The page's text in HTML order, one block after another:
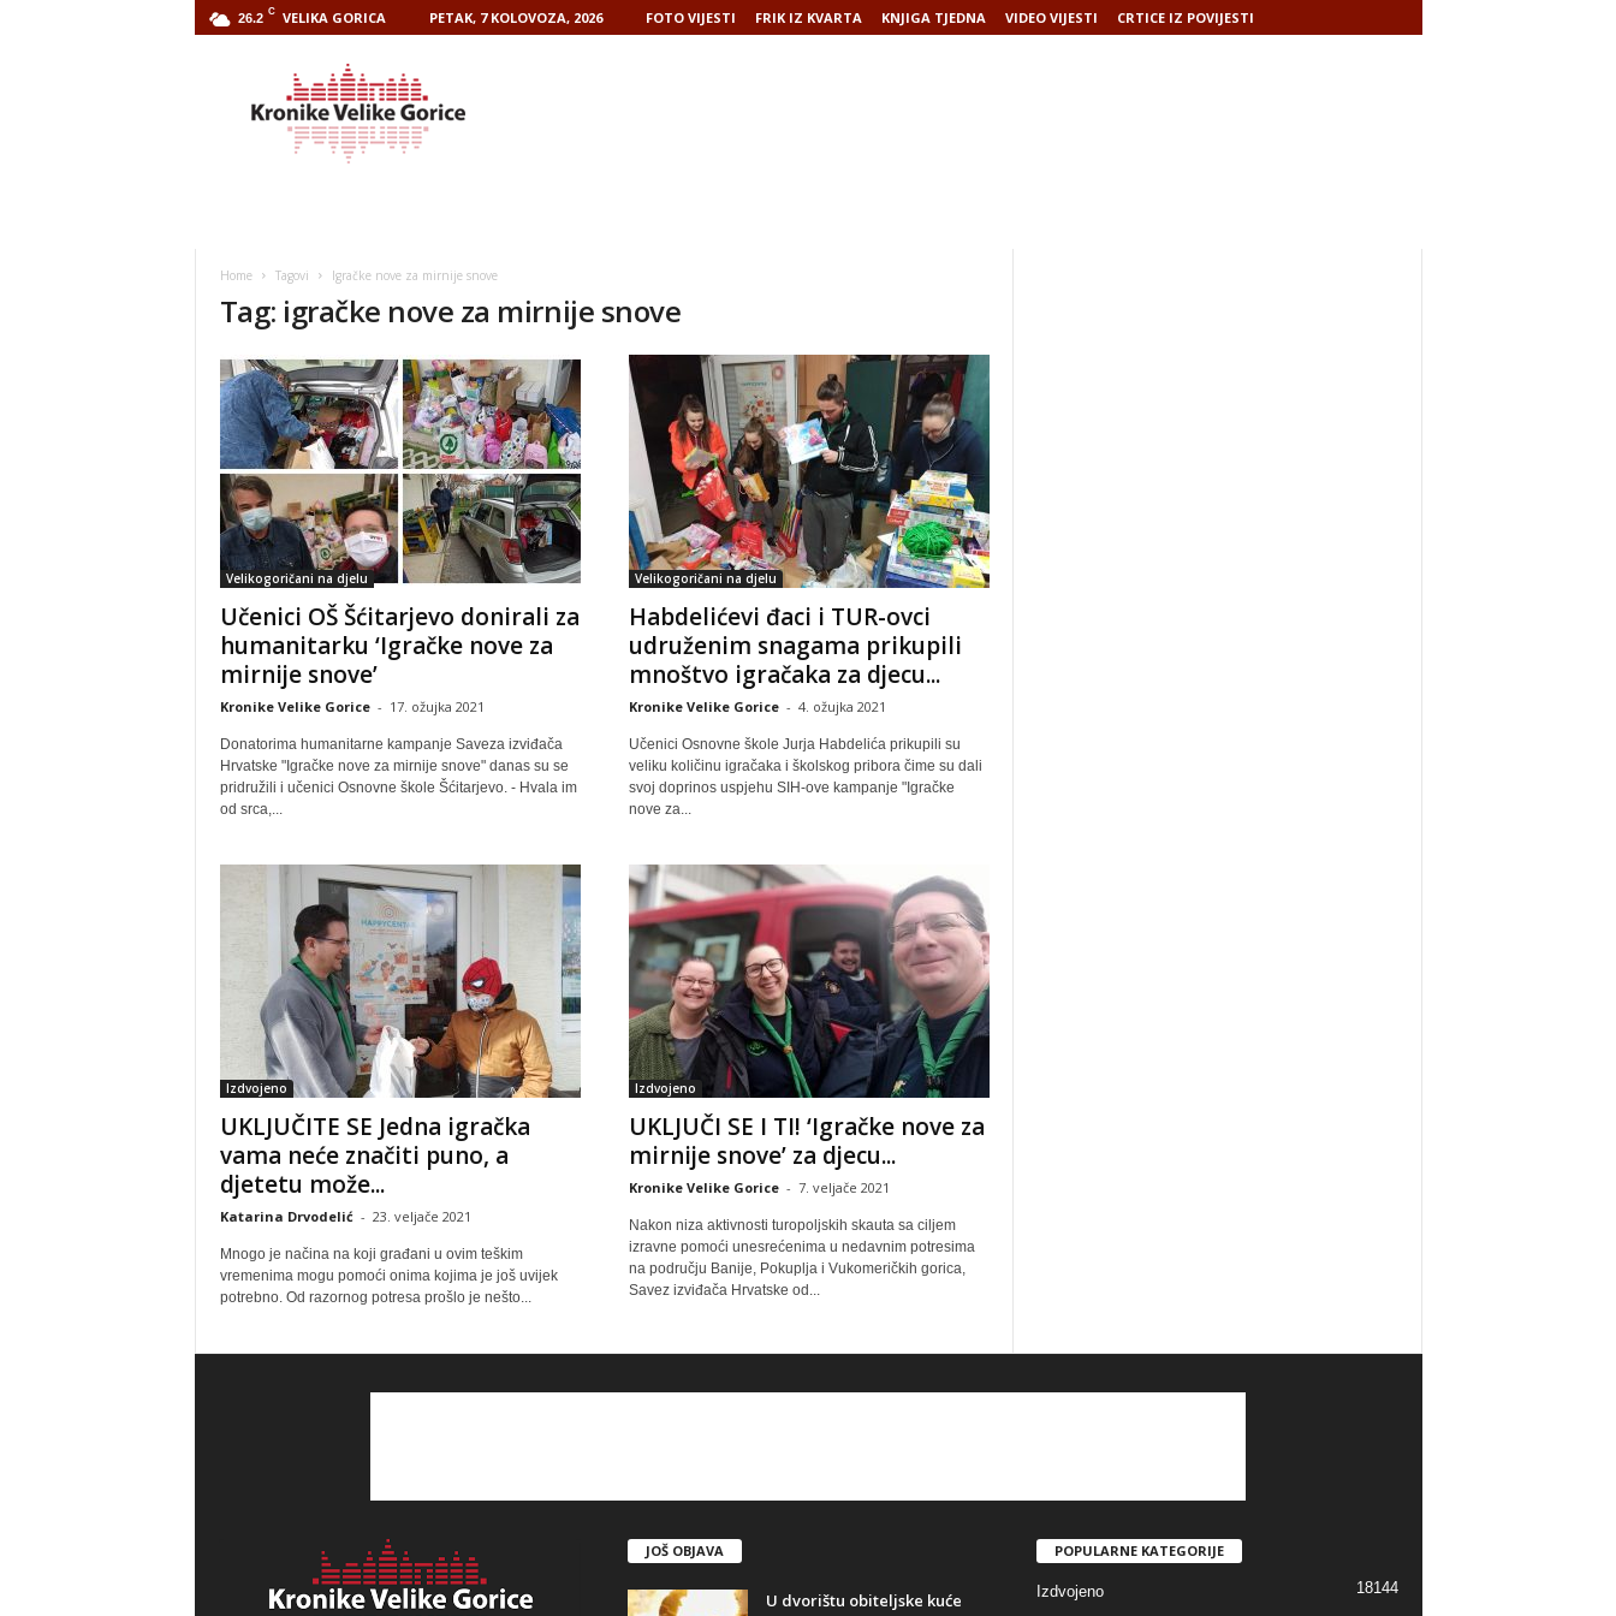
26.2 C VELIKA GORICA PETAK, 7 KOLOVOZA, 2026 FOTO VIJESTI FRIK IZ KVARTA KNJIGA TJEDNA VIDEO VIJESTI CRTICE IZ POVIJESTI
Home Tagovi Igračke nove za mirnije snove
Tag: igračke nove za mirnije snove
Velikogoričani na djelu
Učenici OŠ Šćitarjevo donirali za
humanitarku ‘Igračke nove za
mirnije snove’
Kronike Velike Gorice - 17. ožujka 2021
Donatorima humanitarne kampanje Saveza izviđača
Hrvatske "Igračke nove za mirnije snove" danas su se
pridružili i učenici Osnovne škole Šćitarjevo. - Hvala im
od srca,...
Velikogoričani na djelu
Habdelićevi đaci i TUR-ovci
udruženim snagama prikupili
mnoštvo igračaka za djecu...
Kronike Velike Gorice - 4. ožujka 2021
Učenici Osnovne škole Jurja Habdelića prikupili su
veliku količinu igračaka i školskog pribora čime su dali
svoj doprinos uspjehu SIH-ove kampanje "Igračke
nove za...
Izdvojeno
UKLJUČITE SE Jedna igračka
vama neće značiti puno, a
djetetu može...
Katarina Drvodelić - 23. veljače 2021
Mnogo je načina na koji građani u ovim teškim
vremenima mogu pomoći onima kojima je još uvijek
potrebno. Od razornog potresa prošlo je nešto...
Izdvojeno
UKLJUČI SE I TI! ‘Igračke nove za
mirnije snove’ za djecu...
Kronike Velike Gorice - 7. veljače 2021
Nakon niza aktivnosti turopoljskih skauta sa ciljem
izravne pomoći unesrećenima u nedavnim potresima
na području Banije, Pokuplja i Vukomeričkih gorica,
Savez izviđača Hrvatske od...
JOŠ OBJAVA
U dvorištu obiteljske kuće
POPULARNE KATEGORIJE
Izdvojeno
18144